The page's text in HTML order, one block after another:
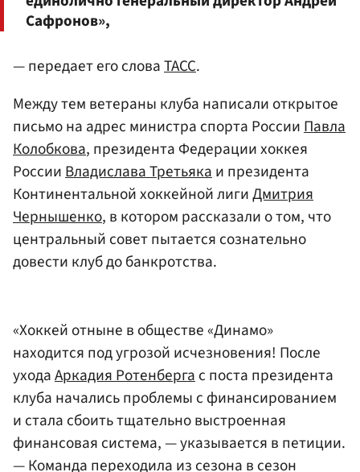
Сафронов»,
— передает его словаТАСС.
Между тем ветераны клуба написали открытое
письмо на адрес министра спорта РоссииПавла
Колобкова, президента Федерации хоккея
РоссииВладислава Третьякаи президента
Континентальной хоккейной лигиДмитрия
Чернышенко, в котором рассказали о том, что
центральный совет пытается сознательно
довести клуб до банкротства.
«Хоккей отныне в обществе «Динамо»
находится под угрозой исчезновения! После
уходаАркадия Ротенбергас поста президента
клуба начались проблемы с финансированием
и стала сбоить тщательно выстроенная
финансовая система, — указывается в петиции.
— Команда переходила из сезона в сезон